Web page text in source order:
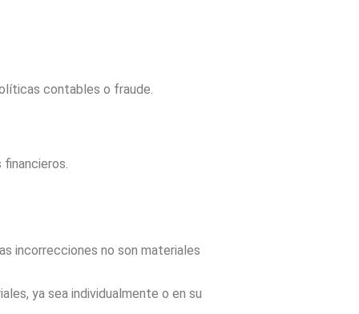
contables o fraude.
incorrecciones no son materiales
ya sea individualmente o en su